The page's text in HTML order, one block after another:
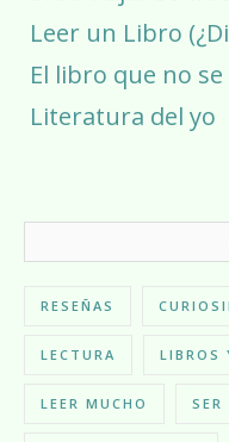
Leer un Libro
El libro que no
Literatura del yo
RESEÑAS
LECTURA LIBROS
LEER MUCHO SER